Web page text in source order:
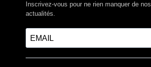
Inscrivez-vous pour ne rien manquer de nos
actualités.